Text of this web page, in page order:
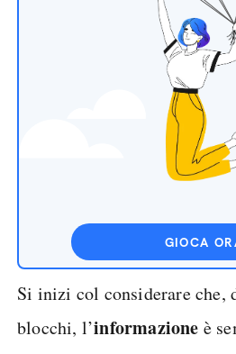
GIOCA
Si inizi col considerare che,
blocchi, l’informazione è